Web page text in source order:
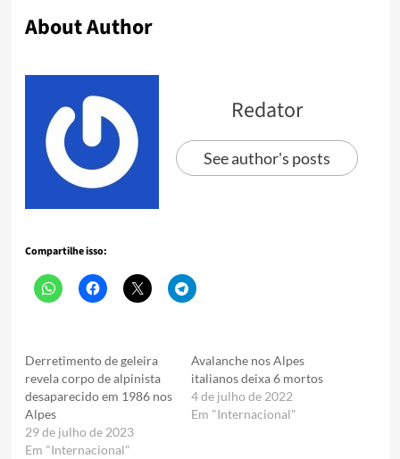
About Author
Redator
See author's posts
Compartilhe isso:
Derretimento de geleira
revela corpo de alpinista
desaparecido em 1986 nos
Alpes
29 de julho de 2023
Em "Internacional"
Avalanche nos Alpes
italianos deixa 6 mortos
4 de julho de 2022
Em "Internacional"